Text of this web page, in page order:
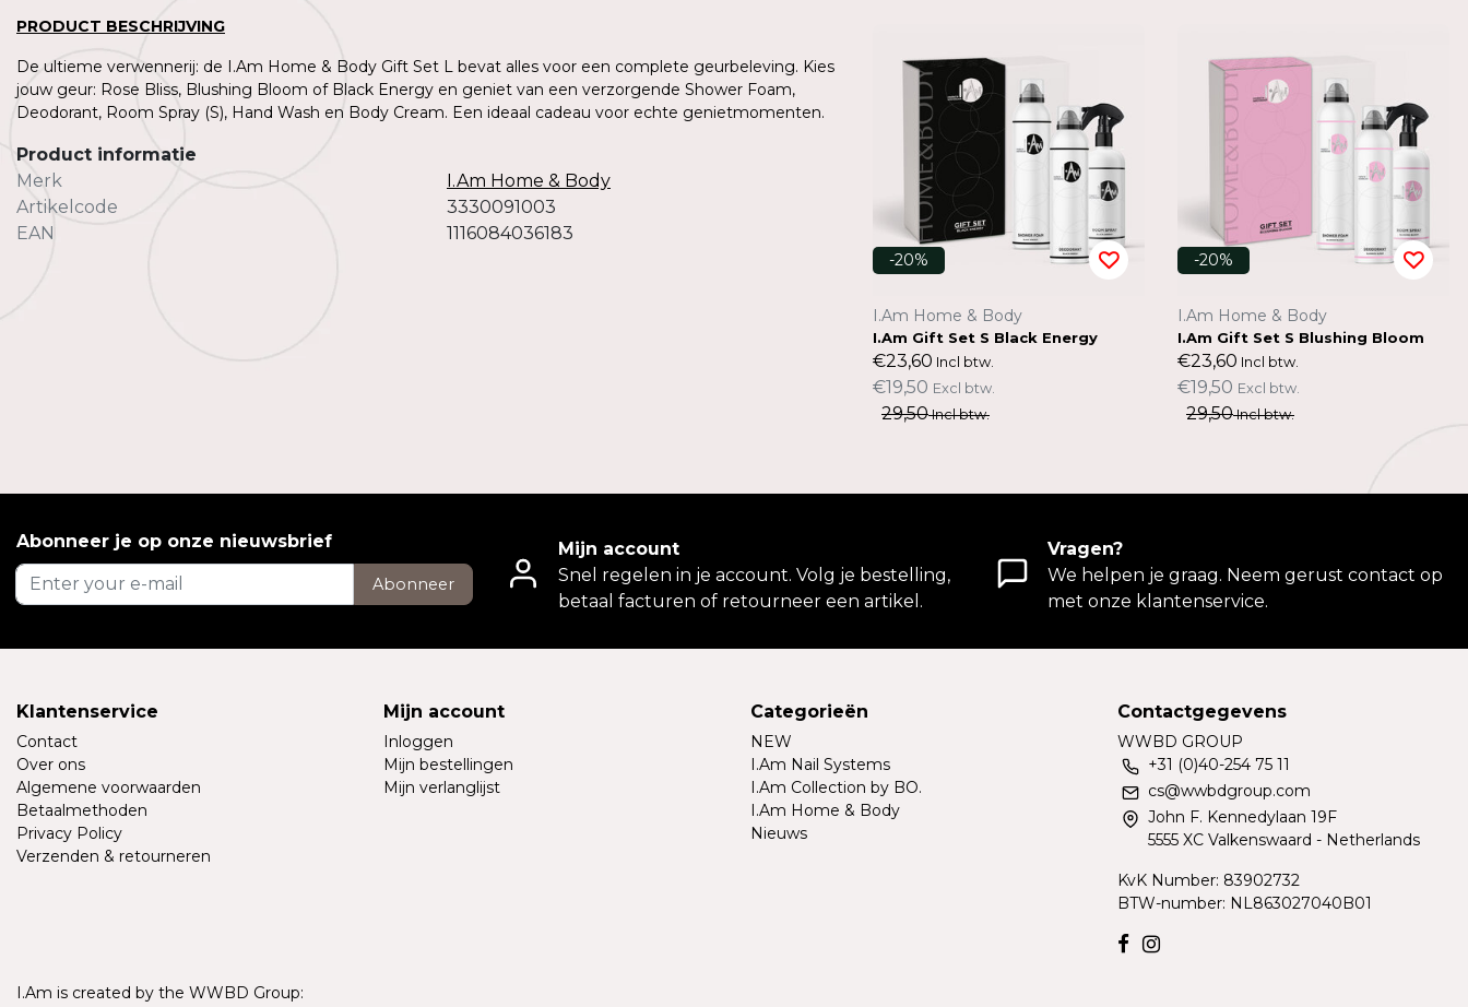
PRODUCT BESCHRIJVING
De ultieme verwennerij: de I.Am Home & Body Gift Set L bevat alles voor een complete geurbeleving. Kies
jouw geur: Rose Bliss, Blushing Bloom of Black Energy en geniet van een verzorgende Shower Foam,
Deodorant, Room Spray (S), Hand Wash en Body Cream. Een ideaal cadeau voor echte genietmomenten.
Product informatie
Merk
I.Am Home & Body
Artikelcode
3330091003
EAN
1116084036183
-20%
I.Am Home & Body
I.Am Gift Set S Black Energy
€23,60 Incl btw.
€19,50 Excl btw.
29,50Incl btw.
-20%
I.Am Home & Body
I.Am Gift Set S Blushing Bloom
€23,60 Incl btw.
€19,50 Excl btw.
29,50Incl btw.
Abonneer je op onze nieuwsbrief
Abonneer
Mijn account
Snel regelen in je account. Volg je bestelling,
betaal facturen of retourneer een artikel.
Vragen?
We helpen je graag. Neem gerust contact op
met onze klantenservice.
Klantenservice
Contact
Over ons
Algemene voorwaarden
Betaalmethoden
Privacy Policy
Verzenden & retourneren
Mijn account
Inloggen
Mijn bestellingen
Mijn verlanglijst
Categorieën
NEW
I.Am Nail Systems
I.Am Collection by BO.
I.Am Home & Body
Nieuws
Contactgegevens
WWBD GROUP
+31 (0)40-254 75 11
cs@wwbdgroup.com
John F. Kennedylaan 19F
5555 XC Valkenswaard - Netherlands
KvK Number: 83902732
BTW-number: NL863027040B01
I.Am is created by the WWBD Group: